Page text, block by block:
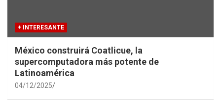
+ INTERESANTE
México construirá Coatlicue, la
supercomputadora más potente de
Latinoamérica
04/12/2025